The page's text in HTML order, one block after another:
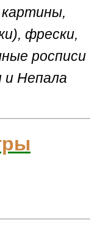
картины,
фрески,
росписи
и Непала